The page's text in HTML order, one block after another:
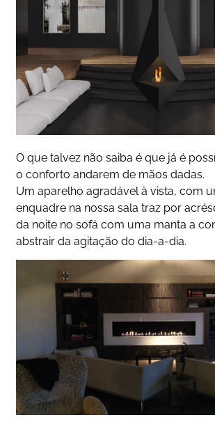
O que talvez não saiba é que já é
o conforto andarem de mãos dadas.
Um aparelho agradável à vista, com
enquadre na nossa sala traz por
da noite no sofá com uma manta a
abstrair da agitação do dia-a-dia.